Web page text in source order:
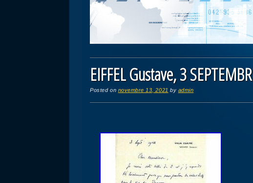
EIFFEL Gustave, 3
Posted on novembre 13, 2021 by admin